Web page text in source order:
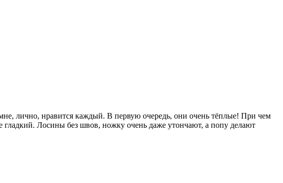
лично, нравится каждый. В первую очередь, они очень тёплые! При чем
Лосины без швов, ножку очень даже утончают, а попу делают